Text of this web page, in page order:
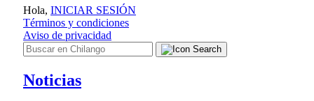
Hola, INICIAR SESIÓN
Términos y condiciones
Aviso de privacidad
Noticias